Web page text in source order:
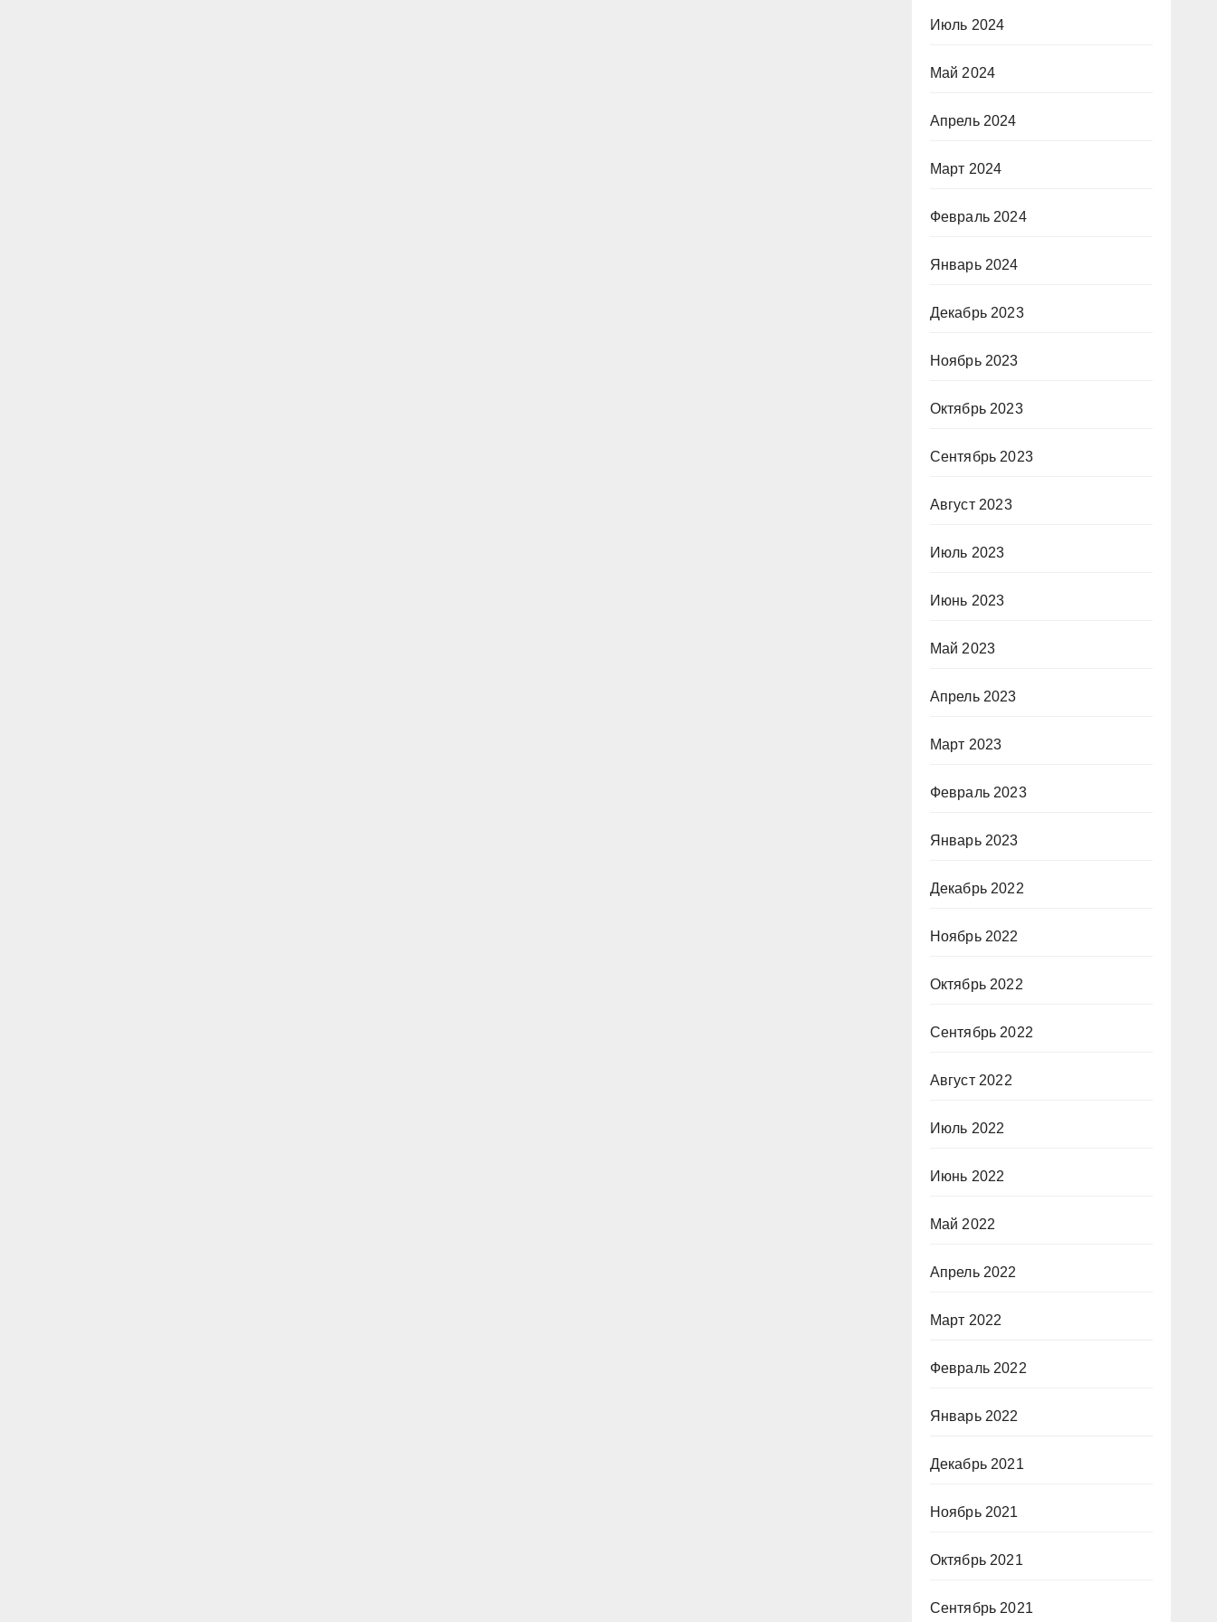
Июль 2024
Май 2024
Апрель 2024
Март 2024
Февраль 2024
Январь 2024
Декабрь 2023
Ноябрь 2023
Октябрь 2023
Сентябрь 2023
Август 2023
Июль 2023
Июнь 2023
Май 2023
Апрель 2023
Март 2023
Февраль 2023
Январь 2023
Декабрь 2022
Ноябрь 2022
Октябрь 2022
Сентябрь 2022
Август 2022
Июль 2022
Июнь 2022
Май 2022
Апрель 2022
Март 2022
Февраль 2022
Январь 2022
Декабрь 2021
Ноябрь 2021
Октябрь 2021
Сентябрь 2021